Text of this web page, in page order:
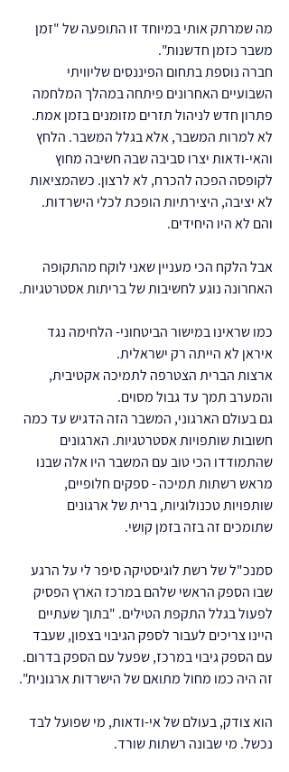
מה שמרתק אותי במיוחד זו התופעה של "זמן
משבר כזמן חדשנות".
חברה נוספת בתחום הפיננסים שליוויתי
השבועיים האחרונים פיתחה במהלך המלחמה
פתרון חדש לניהול תזרים מזומנים בזמן אמת.
לא למרות המשבר, אלא בגלל המשבר. הלחץ
והאי-ודאות יצרו סביבה שבה חשיבה מחוץ
לקופסה הפכה להכרח, לא לרצון. כשהמציאות
לא יציבה, היצירתיות הופכת לכלי הישרדות.
והם לא היו היחידים.
אבל הלקח הכי מעניין שאני לוקח מהתקופה
האחרונה נוגע לחשיבות של בריתות אסטרטגיות.
כמו שראינו במישור הביטחוני- הלחימה נגד
איראן לא הייתה רק ישראלית.
ארצות הברית הצטרפה לתמיכה אקטיבית,
והמערב תמך עד גבול מסוים.
גם בעולם הארגוני, המשבר הזה הדגיש עד כמה
חשובות שותפויות אסטרטגיות. הארגונים
שהתמודדו הכי טוב עם המשבר היו אלה שבנו
מראש רשתות תמיכה - ספקים חלופיים,
שותפויות טכנולוגיות, ברית של ארגונים
שתומכים זה בזה בזמן קושי.
סמנכ"ל של רשת לוגיסטיקה סיפר לי על הרגע
שבו הספק הראשי שלהם במרכז הארץ הפסיק
לפעול בגלל התקפת הטילים. "בתוך שעתיים
היינו צריכים לעבור לספק הגיבוי בצפון, שעבד
עם הספק גיבוי במרכז, שפעל עם הספק בדרום.
זה היה כמו מחול מתואם של הישרדות ארגונית".
הוא צודק, בעולם של אי-ודאות, מי שפועל לבד
נכשל. מי שבונה רשתות שורד.